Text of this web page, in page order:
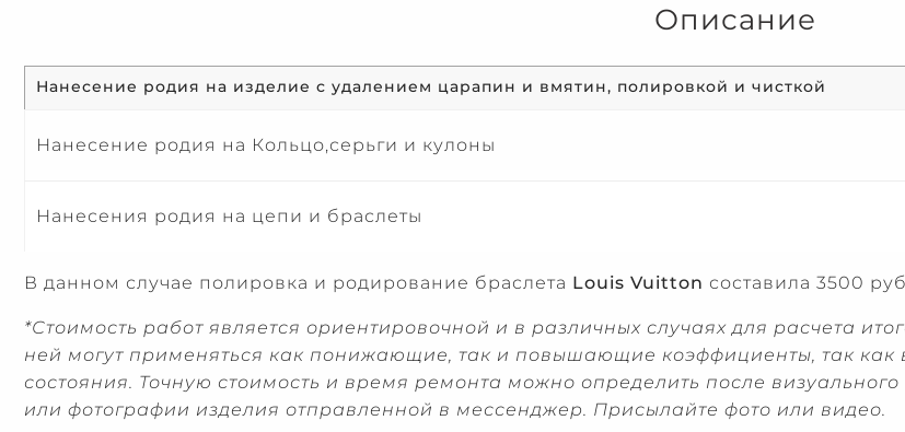
Описание
Нанесение родия на изделие с удалением царапин и вмятин, полировкой и чисткой
Нанесение родия на Кольцо,серьги и кулоны
Нанесения родия на цепи и браслеты
В данном случае полировка и родирование браслета Louis Vuitton составила 3500
*Стоимость работ является ориентировочной и в различных случаях для расчета
ней могут применяться как понижающие, так и повышающие коэффициенты, так как
состояния. Точную стоимость и время ремонта можно определить после
или фотографии изделия отправленной в мессенджер. Присылайте фото или видео.